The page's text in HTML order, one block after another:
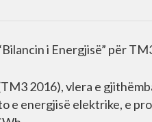
i Energjisë” për
2016), vlera e
e energjisë elektrike, e